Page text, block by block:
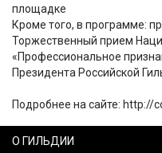
площадке
Кроме того, в программе:
Торжественный прием
«Профессиональное
Президента Российской
Подробнее на сайте: http://
О ГИЛЬДИИ